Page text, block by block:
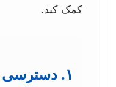
کمک کند.
۱. دسترسی